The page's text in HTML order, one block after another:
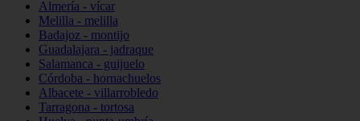
Almería - vícar
Melilla - melilla
Badajoz - montijo
Guadalajara - jadraque
Salamanca - guijuelo
Córdoba - hornachuelos
Albacete - villarrobledo
Tarragona - tortosa